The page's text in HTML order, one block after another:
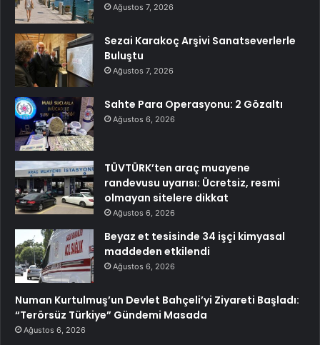
Ağustos 7, 2026
Sezai Karakoç Arşivi Sanatseverlerle
Buluştu
Ağustos 7, 2026
Sahte Para Operasyonu: 2 Gözaltı
Ağustos 6, 2026
TÜVTÜRK’ten araç muayene
randevusu uyarısı: Ücretsiz, resmi
olmayan sitelere dikkat
Ağustos 6, 2026
Beyaz et tesisinde 34 işçi kimyasal
maddeden etkilendi
Ağustos 6, 2026
Numan Kurtulmuş’un Devlet Bahçeli’yi Ziyareti Başladı:
“Terörsüz Türkiye” Gündemi Masada
Ağustos 6, 2026